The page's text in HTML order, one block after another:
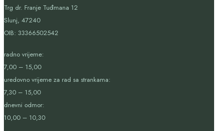
Trg dr. Franje Tuđmana 12
Slunj, 47240
OIB: 33366502542
radno vrijeme:
7,00 – 15,00
uredovno vrijeme za rad sa strankama:
7,30 – 15,00
dnevni odmor:
10,00 – 10,30